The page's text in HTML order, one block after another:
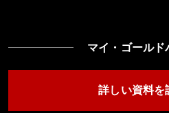
マイ・ゴールド
詳しい資料を